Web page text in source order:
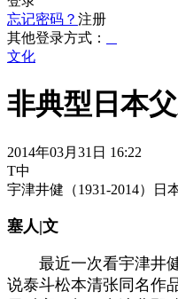
忘记密码？ 注册
其他登录方式：
文化
非典型日本
2014年03月31日 16:22
T中
宇津井健（1931-2014）日
塞人|文
最近一次看宇津井健
说泰斗松本清张同名作